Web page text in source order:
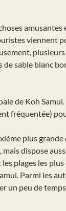
viennent
de sable blanc
de Koh
fréquentée)
plus grande
mais dispose
plages les
Parmi les
un peu de